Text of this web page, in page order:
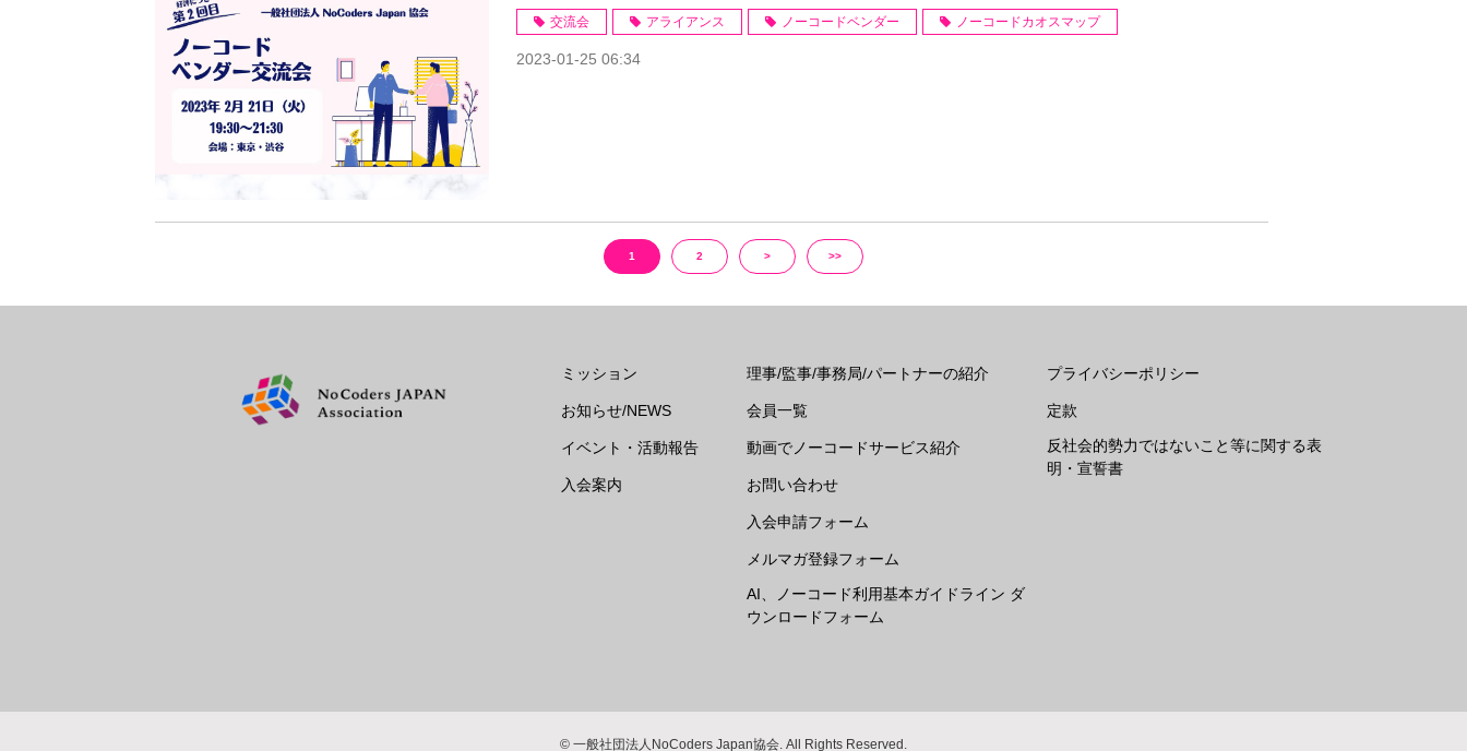
交流会 アライアンス ノーコードベンダー ノーコードカオスマップ
2023-01-25 06:34
1 2 > >>
ミッション
お知らせ/NEWS
イベント・活動報告
入会案内
理事/監事/事務局/パートナーの紹介
会員一覧
動画でノーコードサービス紹介
お問い合わせ
入会申請フォーム
メルマガ登録フォーム
AI、ノーコード利用基本ガイドライン ダ
ウンロードフォーム
プライバシーポリシー
定款
反社会的勢力ではないこと等に関する表
明・宣誓書
© 一般社団法人NoCoders Japan協会. All Rights Reserved.